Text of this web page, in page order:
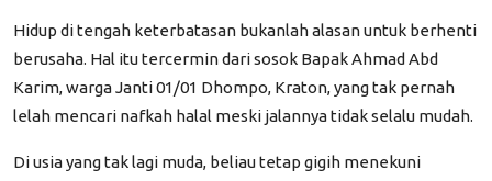
Hidup di tengah keterbatasan bukanlah alasan untuk berhenti
berusaha. Hal itu tercermin dari sosok Bapak Ahmad Abd
Karim, warga Janti 01/01 Dhompo, Kraton, yang tak pernah
lelah mencari nafkah halal meski jalannya tidak selalu mudah.
Di usia yang tak lagi muda, beliau tetap gigih menekuni